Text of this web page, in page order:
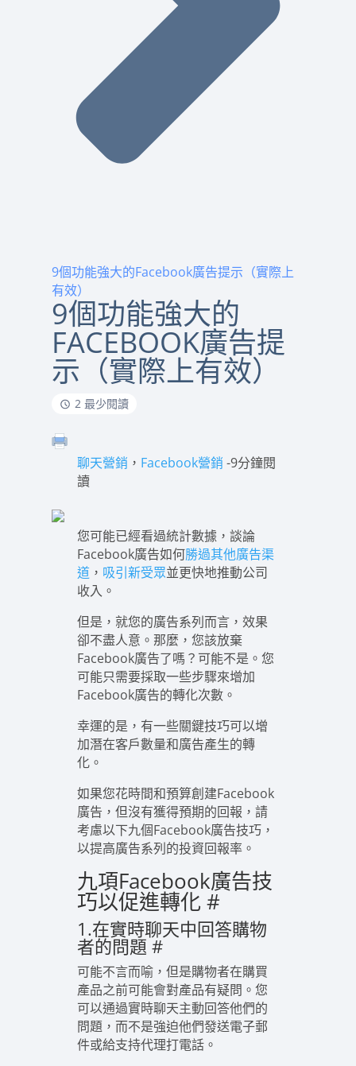
9個功能強大的Facebook廣告提示（實際上
有效）
9個功能強大的
FACEBOOK廣告提
示（實際上有效）
2 最少閱讀
聊天營銷 ， Facebook營銷 -9分鐘閱
讀
您可能已經看過統計數據，談論
Facebook廣告如何勝過其他廣告渠
道， 吸引新受眾並更快地推動公司
收入。
但是，就您的廣告系列而言，效果
卻不盡人意。那麼，您該放棄
Facebook廣告了嗎？可能不是。您
可能只需要採取一些步驟來增加
Facebook廣告的轉化次數。
幸運的是，有一些關鍵技巧可以增
加潛在客戶數量和廣告產生的轉
化。
如果您花時間和預算創建Facebook
廣告，但沒有獲得預期的回報，請
考慮以下九個Facebook廣告技巧，
以提高廣告系列的投資回報率。
九項Facebook廣告技
巧以促進轉化 #
1.在實時聊天中回答購物
者的問題#
可能不言而喻，但是購物者在購買
產品之前可能會對產品有疑問。您
可以通過實時聊天主動回答他們的
問題，而不是強迫他們發送電子郵
件或給支持代理打電話。